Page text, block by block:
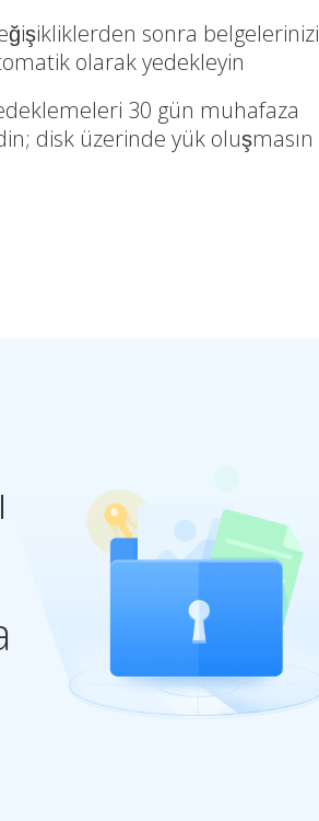
sonra belgelerinizi
olarak yedekleyin
30 gün muhafaza
disk üzerinde yük oluşmasın